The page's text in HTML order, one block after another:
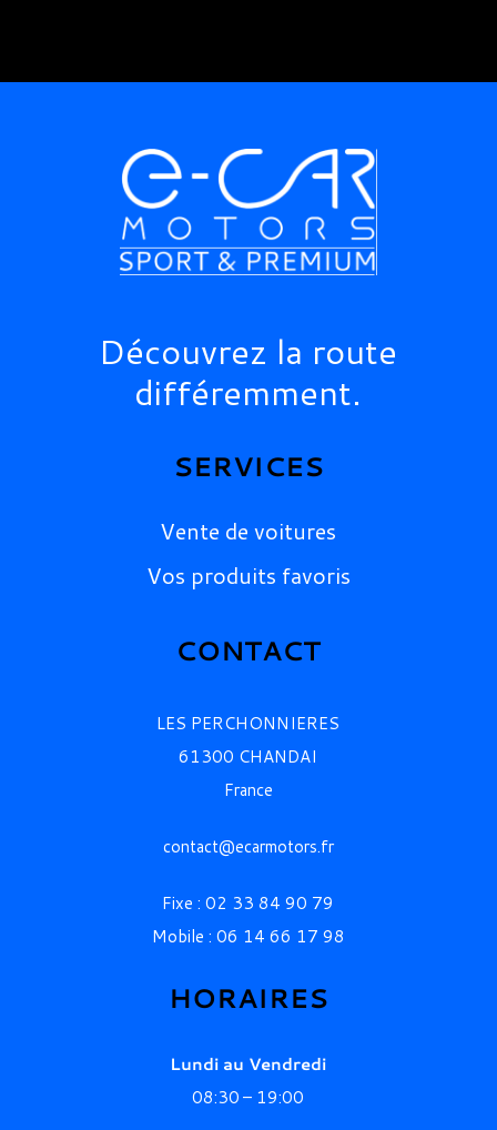
Découvrez la route
différemment.
SERVICES
Vente de voitures
Vos produits favoris
CONTACT
LES PERCHONNIERES
61300 CHANDAI
France
contact@ecarmotors.fr
Fixe : 02 33 84 90 79
Mobile : 06 14 66 17 98
HORAIRES
Lundi au Vendredi
08:30 – 19:00